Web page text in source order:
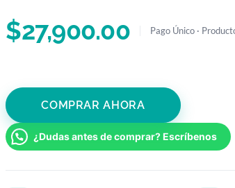
$27,900.00
COMPRAR AHORA
¿Dudas antes de comprar? Escríbenos